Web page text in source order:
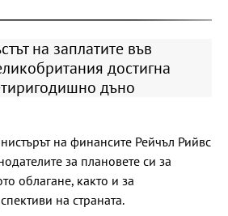
на заплатите във
достигна
дъно
на финансите Рейчъл Рийвс
за плановете си за
облагане, както и за
на страната.